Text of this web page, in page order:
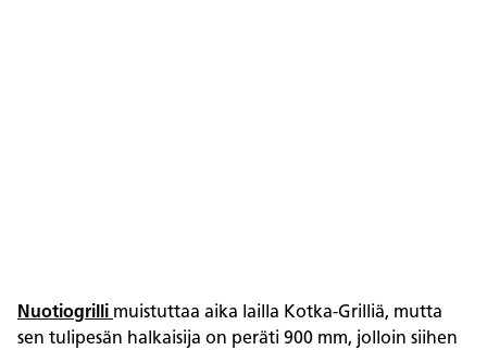
Nuotiogrilli muistuttaa aika lailla Kotka-Grilliä, mutta
sen tulipesän halkaisija on peräti 900 mm, jolloin siihen